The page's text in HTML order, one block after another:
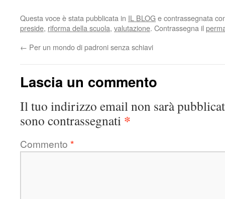
Questa voce è stata pubblicata in IL BLOGe contrassegnata
preside, riforma della scuola, valutazione. Contrassegna il
← Per un mondo di padroni senza schiavi
Lascia un commento
Il tuo indirizzo email non sarà
sono contrassegnati *
Commento *